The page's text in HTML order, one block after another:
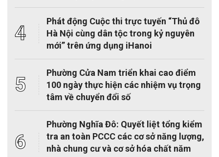
4
Phát động Cuộc thi trực tuyến “Thủ đô
Hà Nội cùng dân tộc trong kỷ nguyên
mới” trên ứng dụng iHanoi
5
Phường Cửa Nam triển khai cao điểm
100 ngày thực hiện các nhiệm vụ trọng
tâm về chuyển đổi số
6
Phường Nghĩa Đô: Quyết liệt tổng kiểm
tra an toàn PCCC các cơ sở năng lượng,
nhà chung cư và cơ sở hóa chất năm